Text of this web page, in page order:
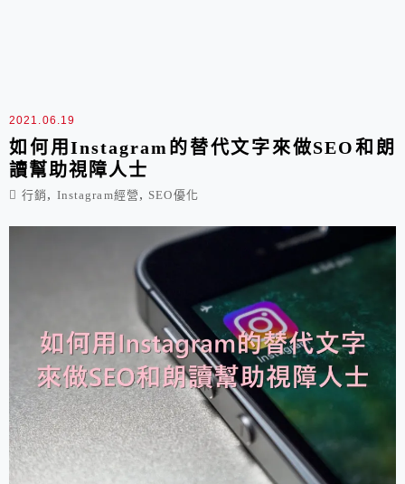
2021.06.19
如何用Instagram的替代文字來做SEO和朗
讀幫助視障人士
行銷 , Instagram經營 , SEO優化